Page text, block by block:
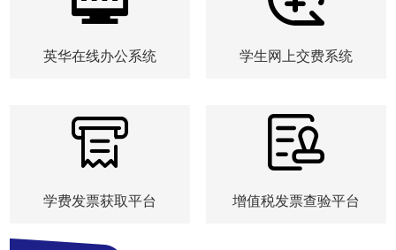
英华在线办公系统 学生网上交费系统
学费发票获取平台 增值税发票查验平台